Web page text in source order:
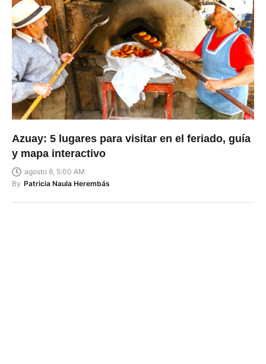
Azuay: 5 lugares para visitar en el feriado, guía
y mapa interactivo
agosto 8, 5:00 AM
By Patricia Naula Herembás